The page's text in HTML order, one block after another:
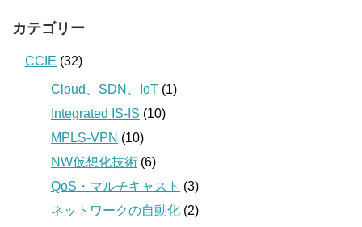
カテゴリー
CCIE (32)
Cloud、SDN、IoT (1)
Integrated IS-IS (10)
MPLS-VPN (10)
NW仮想化技術 (6)
QoS・マルチキャスト (3)
ネットワークの自動化 (2)